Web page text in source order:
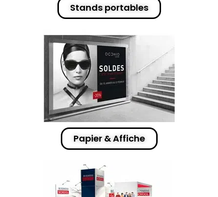
Stands portables
Papier & Affiche